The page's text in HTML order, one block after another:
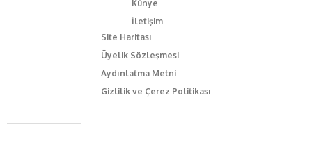
Künye
İletişim
Site Haritası
Üyelik Sözleşmesi
Aydınlatma Metni
Gizlilik ve Çerez Politikası
Caferağa Mah. Dr. Şakir Paşa Sok. No3/A Kadıköy İstanbul